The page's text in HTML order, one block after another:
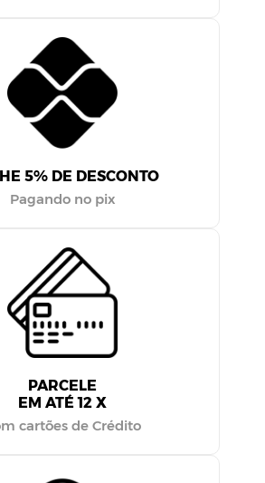
5% DE DESCONTO
Pagando no pix
PARCELE
EM ATÉ 12 X
cartões de Crédito